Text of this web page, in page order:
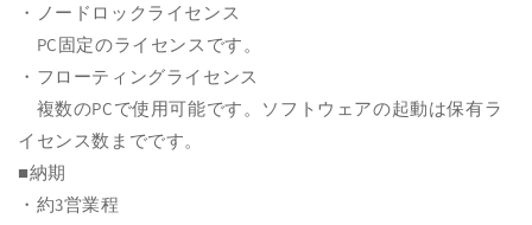
・ノードロックライセンス
PC固定のライセンスです。
・フローティングライセンス
複数のPCで使用可能です。ソフトウェアの起動は保有ラ
イセンス数までです。
■納期
・約3営業程